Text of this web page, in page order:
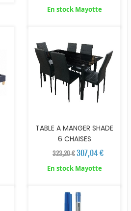
En stock Mayotte
TABLE A MANGER SHADE
6 CHAISES
323,20 €307,04 €
En stock Mayotte